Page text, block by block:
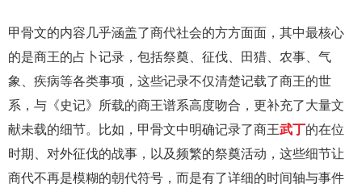
甲骨文的内容几乎涵盖了商代社会的方方面面，其中最核心
的是商王的占卜记录，包括祭奠、征伐、田猎、农事、气
象、疾病等各类事项，这些记录不仅清楚记载了商王的世
系，与《史记》所载的商王谱系高度吻合，更补充了大量文
献未载的细节。比如，甲骨文中明确记录了商王武丁的在位
时期、对外征伐的战事，以及频繁的祭奠活动，这些细节让
商代不再是模糊的朝代符号，而是有了详细的时间轴与事件